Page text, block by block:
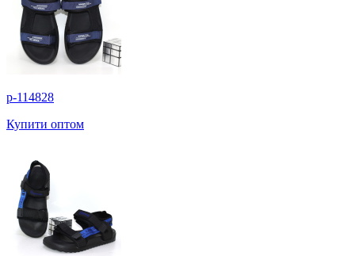
p-114828
Купити оптом